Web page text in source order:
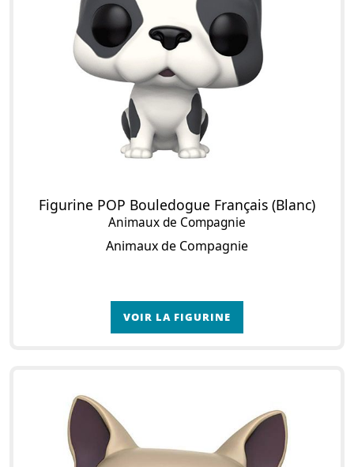
Figurine POP Bouledogue Français (Blanc)
Animaux de Compagnie
Animaux de Compagnie
VOIR LA FIGURINE